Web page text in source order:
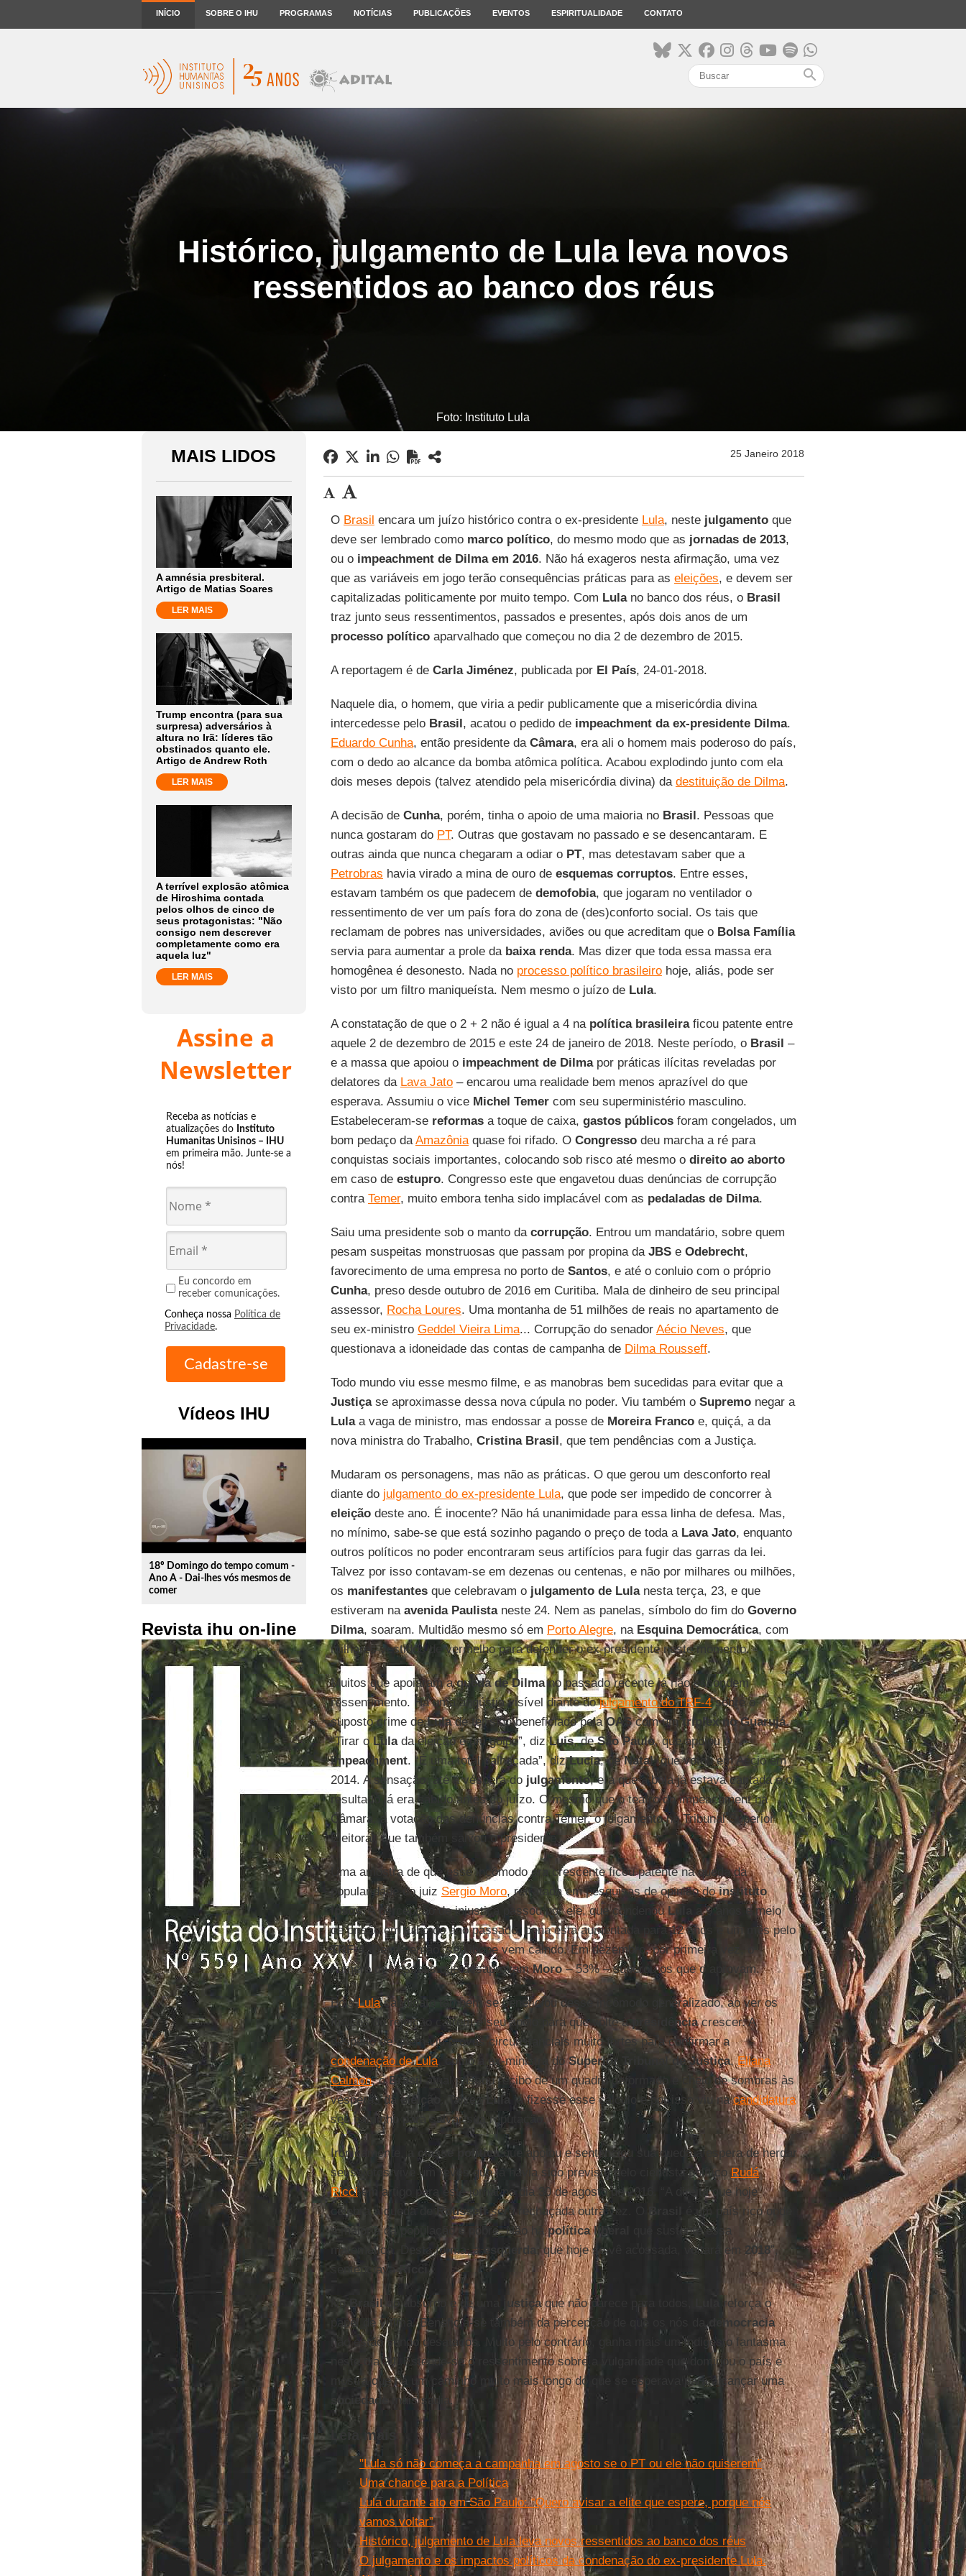
INÍCIO SOBRE O IHU PROGRAMAS NOTÍCIAS PUBLICAÇÕES EVENTOS ESPIRITUALIDADE CONTATO
search
Histórico, julgamento de Lula leva novos
ressentidos ao banco dos réus
Foto: Instituto Lula
MAIS LIDOS
A amnésia presbiteral.
Artigo de Matias Soares
LER MAIS
Trump encontra (para sua
surpresa) adversários à
altura no Irã: líderes tão
obstinados quanto ele.
Artigo de Andrew Roth
LER MAIS
A terrível explosão atômica
de Hiroshima contada
pelos olhos de cinco de
seus protagonistas: "Não
consigo nem descrever
completamente como era
aquela luz"
LER MAIS
Assine a
Newsletter
Receba as notícias e
atualizações do Instituto
Humanitas Unisinos – IHU
em primeira mão. Junte-se a
nós!
Eu concordo em
receber comunicações.
Conheça nossa Política de
Privacidade.
Vídeos IHU
play_circle_outline
18º Domingo do tempo comum -
Ano A - Dai-lhes vós mesmos de
comer
Revista ihu on-line
25 Janeiro 2018
O Brasil encara um juízo histórico contra o ex-presidente Lula, neste julgamentoque
deve ser lembrado comomarco político, do mesmo modo que as jornadas de 2013,
ou o impeachment de Dilma em 2016. Não há exageros nesta afirmação, uma vez
que as variáveis em jogo terão consequências práticas para as eleições, e devem ser
capitalizadas politicamente por muito tempo. Com Lulano banco dos réus, o Brasil
traz junto seus ressentimentos, passados e presentes, após dois anos de um
processo políticoaparvalhado que começou no dia 2 de dezembro de 2015.
A reportagem é de Carla Jiménez, publicada por El País, 24-01-2018.
Naquele dia, o homem, que viria a pedir publicamente que a misericórdia divina
intercedesse pelo Brasil, acatou o pedido de impeachment da ex-presidente Dilma.
Eduardo Cunha, então presidente daCâmara, era ali o homem mais poderoso do país,
com o dedo ao alcance da bomba atômica política. Acabou explodindo junto com ela
dois meses depois (talvez atendido pela misericórdia divina) da destituição de Dilma.
A decisão deCunha, porém, tinha o apoio de uma maioria noBrasil. Pessoas que
nunca gostaram do PT. Outras que gostavam no passado e se desencantaram. E
outras ainda que nunca chegaram a odiar o PT, mas detestavam saber que a
Petrobras havia virado a mina de ouro de esquemas corruptos. Entre esses,
estavam também os que padecem dedemofobia, que jogaram no ventilador o
ressentimento de ver um país fora do zona de (des)conforto social. Os tais que
reclamam de pobres nas universidades, aviões ou que acreditam que o Bolsa Família
servia para aumentar a prole da baixa renda. Mas dizer que toda essa massa era
homogênea é desonesto. Nada no processo político brasileirohoje, aliás, pode ser
visto por um filtro maniqueísta. Nem mesmo o juízo de Lula.
A constatação de que o 2 + 2 não é igual a 4 na política brasileiraficou patente entre
aquele 2 de dezembro de 2015 e este 24 de janeiro de 2018. Neste período, o Brasil –
e a massa que apoiou o impeachment de Dilmapor práticas ilícitas reveladas por
delatores da Lava Jato– encarou uma realidade bem menos aprazível do que
esperava. Assumiu o vice Michel Temercom seu superministério masculino.
Estabeleceram-sereformasa toque de caixa, gastos públicosforam congelados, um
bom pedaço daAmazôniaquase foi rifado. O Congressodeu marcha a ré para
conquistas sociais importantes, colocando sob risco até mesmo o direito ao aborto
em caso de estupro. Congresso este que engavetou duas denúncias de corrupção
contra Temer, muito embora tenha sido implacável com as pedaladas de Dilma.
Saiu uma presidente sob o manto dacorrupção. Entrou um mandatário, sobre quem
pesam suspeitas monstruosas que passam por propina da JBSe Odebrecht,
favorecimento de uma empresa no porto deSantos, e até o conluio com o próprio
Cunha, preso desde outubro de 2016 em Curitiba. Mala de dinheiro de seu principal
assessor, Rocha Loures. Uma montanha de 51 milhões de reais no apartamento de
seu ex-ministro Geddel Vieira Lima... Corrupção do senador Aécio Neves, que
questionava a idoneidade das contas de campanha de Dilma Rousseff.
Todo mundo viu esse mesmo filme, e as manobras bem sucedidas para evitar que a
Justiçase aproximasse dessa nova cúpula no poder. Viu também o Supremonegar a
Lulaa vaga de ministro, mas endossar a posse de Moreira Francoe, quiçá, a da
nova ministra do Trabalho, Cristina Brasil, que tem pendências com a Justiça.
Mudaram os personagens, mas não as práticas. O que gerou um desconforto real
diante do julgamento do ex-presidente Lula, que pode ser impedido de concorrer à
eleiçãodeste ano. É inocente? Não há unanimidade para essa linha de defesa. Mas,
no mínimo, sabe-se que está sozinho pagando o preço de toda aLava Jato, enquanto
outros políticos no poder encontraram seus artifícios para fugir das garras da lei.
Talvez por isso contavam-se em dezenas ou centenas, e não por milhares ou milhões,
os manifestantesque celebravam o julgamento de Lulanesta terça, 23, e que
estiveram na avenida Paulistaneste 24. Nem as panelas, símbolo do fim do Governo
Dilma, soaram. Multidão mesmo só em Porto Alegre, na Esquina Democrática, com
milhares vestidos de vermelho para defender o ex-presidente neste momento.
Muitos que apoiaram aqueda de Dilmano passado recente já não escondem
ressentimento. Há uma angústia visível diante dojulgamento do TRF-4sobre o
suposto crime deLulade ter sido beneficiado pelaOAScom umtríplex no Guarujá.
“Tirar oLulada eleição é um golpe”, dizLuis, deSão Paulo, que apoiou o
impeachment. “É uma total palhaçada”, dizLucia, deNatal, que votou em Aécio em
2014. A sensação, até a véspera do julgamento, era que a bola já estava cantada e o
resultado já era sabido antes do juízo. O mesmo que o teatro do impeachment na
Câmara, a votação das denúncias contra Temer, o julgamento no Tribunal Superior
Eleitoral, que também salvou o presidente...
Uma amostra de que esse incômodo era crescente ficou patente na queda da
popularidade do juiz Sergio Moro, retratada em pesquisas de opinião doinstituto
Ipsos. A percepção de injustiça passou por ele, que condenouLula
a 9 anos e meio
de prisão em julho do ano passado, pena esta aumentada para 12 anos e um mês pelo
TRF-4. Desde então, seu ibope vem caindo. Em dezembro, por primeira vez, o
número de pessoas que desaprovamMoro– 53% – superou os que o aprovam.
PoisLulacandidato também se beneficiou desse incômodo generalizado, ao ver os
índices de rejeição caírem e seu apoio para que volte àpresidênciacrescer. A
despeito de quem viu provas circunstanciais muito fortes para confirmar a
condenação de Lula, como a ex-ministra doSuperior Tribunal de Justiça,Eliana
Calmon, oBrasilatual passou recibo de um quadro deformado e cheio de sombras às
vésperas da eleição . TalvezLula já fizesse esse cálculo e por isso viu nacandidatura
seu caminho para salvar sua reputação.
Ironicamente, a classe políticaque apoiou e sentenciou sua queda à espera de herdar
seus votos vive um revés que já havia sido previsto pelo cientista político Rudá
Ricciem artigo para este jornal no dia 30 de agosto de 2016. “A direita que hoje
celebra a queda deRousseffserá rechaçada outra vez. O Brasil
é um país rico onde
a maioria da população é pobre. Não hápolítica liberal
que sustente essa
matemática. Desta forma, aesquerda , que hoje se vê acossada, voltará em 2018”,
sentenciavaRicci .
NoBrasildo absurdo e de uma justiçaque não parece para todos,
reforça o
papel de vítima. Beneficia-se também da percepção de que os nós dademocracia
não estão sendo desatados. Muito pelo contrário, ganha mais um indigesto fantasma
neste dia 24. Estende-se o ressentimento sobre a vulgaridade que dominou o país e
mostra que há um caminho muito mais longo do que se esperava para alcançar uma
sociedade
mais sadia.
Leia mais
"Lula só não começa a campanha em agosto se o PT ou ele não quiserem"
Uma chance para a Política
Lula durante ato em São Paulo: “Quero avisar a elite que espere, porque nós
vamos voltar”
Histórico, julgamento de Lula leva novos ressentidos ao banco dos réus
O julgamento e os impactos políticos da condenação do ex-presidente Lula.